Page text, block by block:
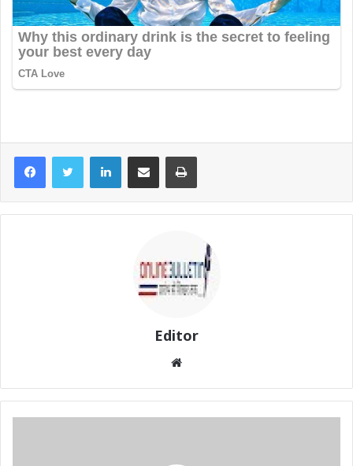
LinkedInShare via Email Print
Editor
Website